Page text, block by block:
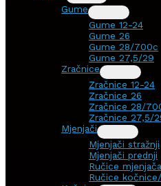
Gume
Gume 12-24
Gume 26
Gume 28/700c
Gume 27,5/29
Zračnice
Zračnice 12-24
Zračnice 26
Zračnice 28/
Zračnice 27,5/
Mjenjači
Mjenjači stražnji
Mjenjači prednji
Ručice mjenjača
Ručice